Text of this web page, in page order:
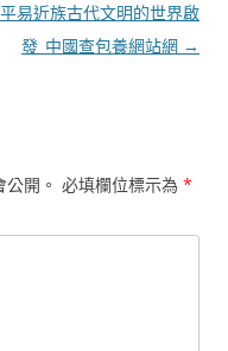
易近族古代文明的世界啟
發_中國查包養網站網 →
開。 必填欄位標示為 *